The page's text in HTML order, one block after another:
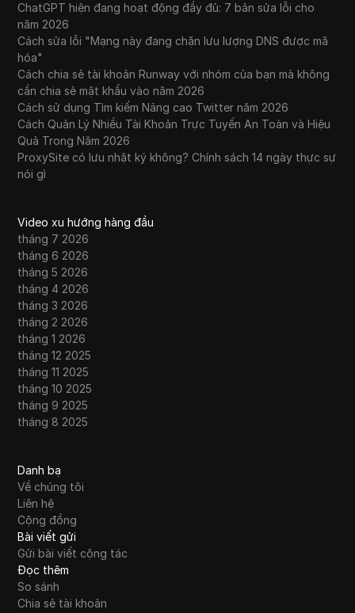
ChatGPT hiện đang hoạt động đầy đủ: 7 bản sửa lỗi cho
năm 2026
Cách sửa lỗi "Mạng này đang chặn lưu lượng DNS được mã
hóa"
Cách chia sẻ tài khoản Runway với nhóm của bạn mà không
cần chia sẻ mật khẩu vào năm 2026
Cách sử dụng Tìm kiếm Nâng cao Twitter năm 2026
Cách Quản Lý Nhiều Tài Khoản Trực Tuyến An Toàn và Hiệu
Quả Trong Năm 2026
ProxySite có lưu nhật ký không? Chính sách 14 ngày thực sự
nói gì
Video xu hướng hàng đầu
tháng 7 2026
tháng 6 2026
tháng 5 2026
tháng 4 2026
tháng 3 2026
tháng 2 2026
tháng 1 2026
tháng 12 2025
tháng 11 2025
tháng 10 2025
tháng 9 2025
tháng 8 2025
Danh bạ
Về chúng tôi
Liên hệ
Cộng đồng
Bài viết gửi
Gửi bài viết cộng tác
Đọc thêm
So sánh
Chia sẻ tài khoản